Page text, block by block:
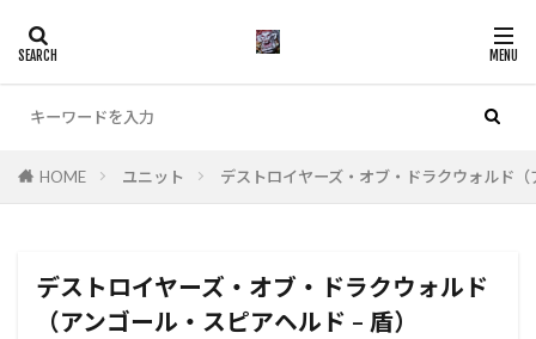
HOME ユニット デストロイヤーズ・オブ・ドラクウォルド
デストロイヤーズ・オブ・ドラクウォルド
（アンゴール・スピアヘルド – 盾）
カテゴリー